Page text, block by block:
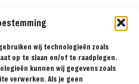
wij technologieën zoals
op te slaan en/of te raadplegen.
kunnen wij gegevens zoals
verwerken. Als je geen